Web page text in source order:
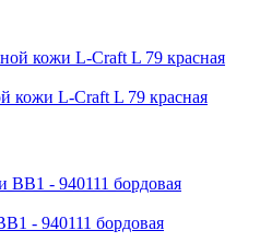
кожи L-Craft L 79 красная
- 940111 бордовая